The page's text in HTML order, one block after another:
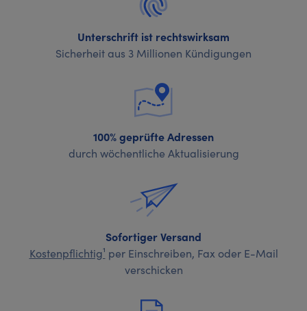
Unterschrift ist rechtswirksam
Sicherheit aus 3 Millionen Kündigungen
100% geprüfte Adressen
durch wöchentliche Aktualisierung
Sofortiger Versand
Kostenpflichtig¹ per Einschreiben, Fax oder E-Mail
verschicken